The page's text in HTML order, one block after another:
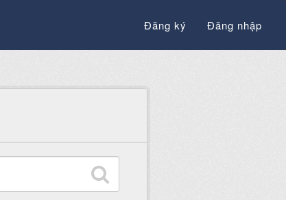
Đăng ký Đăng nhập